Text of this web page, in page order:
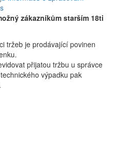
zákazníkům starším 18ti
tržeb je prodávající povinen
přijatou tržbu u správce
výpadku pak